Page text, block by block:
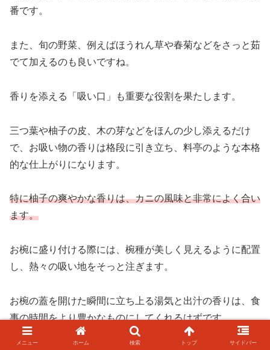
番です。
また、旬の野菜、例えばほうれん草や春菊などをさっと茹
でて加えるのも良いですね。
香りを添える「吸い口」も重要な役割を果たします。
三つ葉や柚子の皮、木の芽などをほんの少し添えるだけ
で、お吸い物の香りは格段に引き立ち、料亭のような本格
的な仕上がりになります。
特に柚子の爽やかな香りは、カニの風味と非常によく合い
ます。
お椀に盛り付ける際には、椀種が美しく見えるように配置
し、熱々の吸い地をそっと注ぎます。
お椀の蓋を開けた瞬間に立ち上る湯気と出汁の香りは、食
事の時間をより豊かなものにしてくれるはずです。
メニュー ホーム 検索 トップ サイドバー